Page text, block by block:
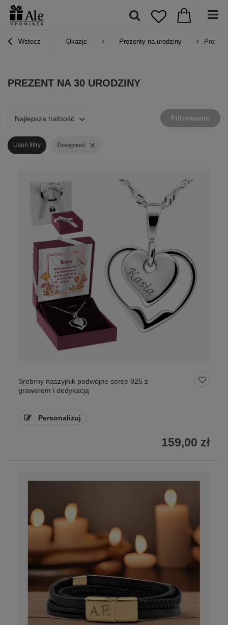
Wstecz Okazje Prezenty na urodziny
PREZENT NA 30 URODZINY
Najlepsza trafność Filtrowanie
Usuń filtry Dostępność
Srebrny naszyjnik podwójne serce 925 z
grawerem i dedykacją
Personalizuj
159,00 zł